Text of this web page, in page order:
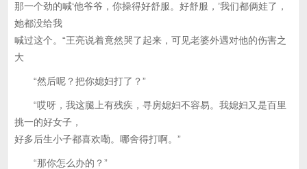
那一个劲的喊‘他爷爷，你操得好舒服。好舒服，’我们都俩娃了，
她都没给我
喊过这个。“王亮说着竟然哭了起来，可见老婆外遇对他的伤害之
大
“然后呢？把你媳妇打了？”
“哎呀，我这腿上有残疾，寻房媳妇不容易。我媳妇又是百里
挑一的好女子，
好多后生小子都喜欢嘞。哪舍得打啊。”
“那你怎么办的？”